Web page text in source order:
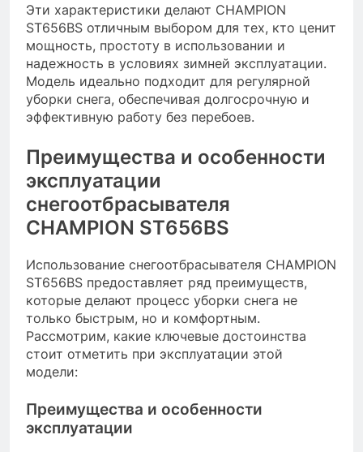
Эти характеристики делают CHAMPION
ST656BS отличным выбором для тех, кто ценит
мощность, простоту в использовании и
надежность в условиях зимней эксплуатации.
Модель идеально подходит для регулярной
уборки снега, обеспечивая долгосрочную и
эффективную работу без перебоев.
Преимущества и особенности
эксплуатации
снегоотбрасывателя
CHAMPION ST656BS
Использование снегоотбрасывателя CHAMPION
ST656BS предоставляет ряд преимуществ,
которые делают процесс уборки снега не
только быстрым, но и комфортным.
Рассмотрим, какие ключевые достоинства
стоит отметить при эксплуатации этой
модели:
Преимущества и особенности
эксплуатации